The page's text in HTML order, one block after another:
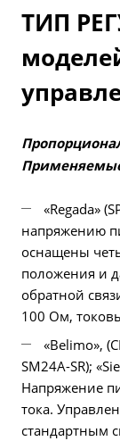
ТИП
«Regada»
напряжению
оснащены
положения и
обратной
100 Ом,
«Belimo»,
SM24A-SR);
Напряжение
тока.
стандартным